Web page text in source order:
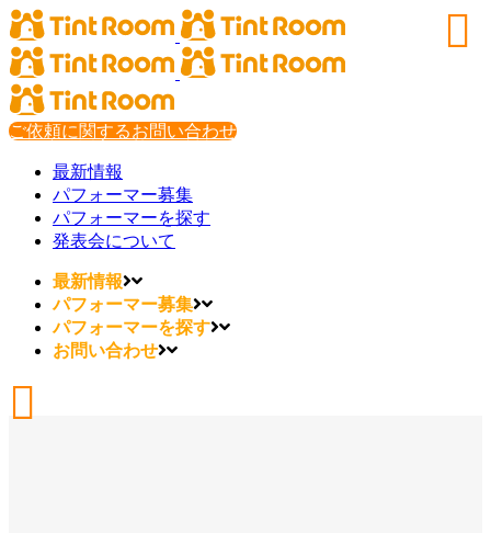
ご依頼に関するお問い合わせ
最新情報
パフォーマー募集
パフォーマーを探す
発表会について
最新情報
パフォーマー募集
パフォーマーを探す
お問い合わせ